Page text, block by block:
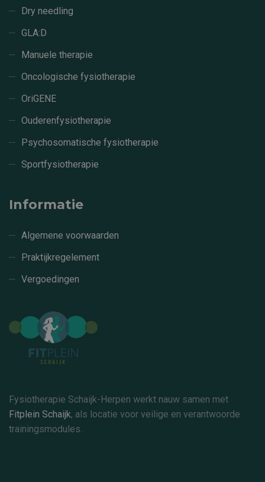
Dry needling
GLA:D
Manuele therapie
Oncologische fysiotherapie
OriGENE
Ouderenfysiotherapie
Psychosomatische fysiotherapie
Sportfysiotherapie
Informatie
Algemene voorwaarden
Praktijkregelement
Vergoedingen
Fysiotherapie Schaijk-Herpen werkt nauw samen met
Fitplein Schaijk, als locatie voor veilige en verantwoorde
trainingsmodules.